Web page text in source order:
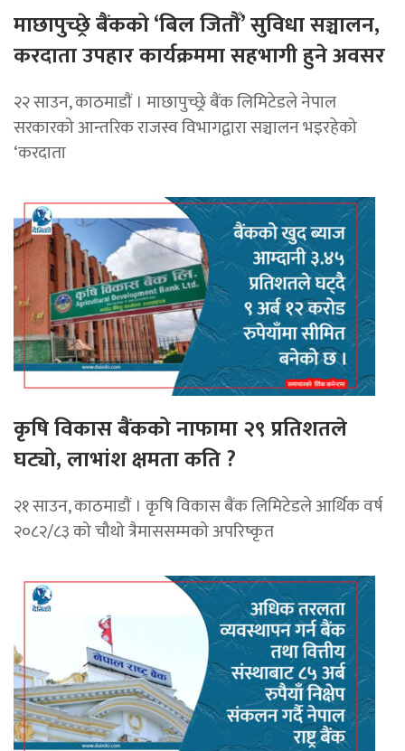
माछापुच्छ्रे बैंकको ‘बिल जितौँ’ सुविधा सञ्चालन,
करदाता उपहार कार्यक्रममा सहभागी हुने अवसर
२२ साउन, काठमाडाैं । माछापुच्छ्रे बैंक लिमिटेडले नेपाल
सरकारको आन्तरिक राजस्व विभागद्वारा सञ्चालन भइरहेको
‘करदाता
कृषि विकास बैंकको नाफामा २९ प्रतिशतले
घट्यो, लाभांश क्षमता कति ?
२१ साउन, काठमाडाैं । कृषि विकास बैंक लिमिटेडले आर्थिक वर्ष
२०८२/८३ को चौथो त्रैमाससम्मको अपरिष्कृत